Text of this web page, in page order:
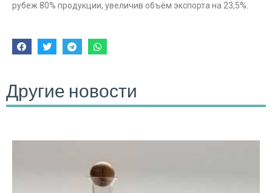
рубеж 80% продукции, увеличив объём экспорта на 23,5%.
Другие новости